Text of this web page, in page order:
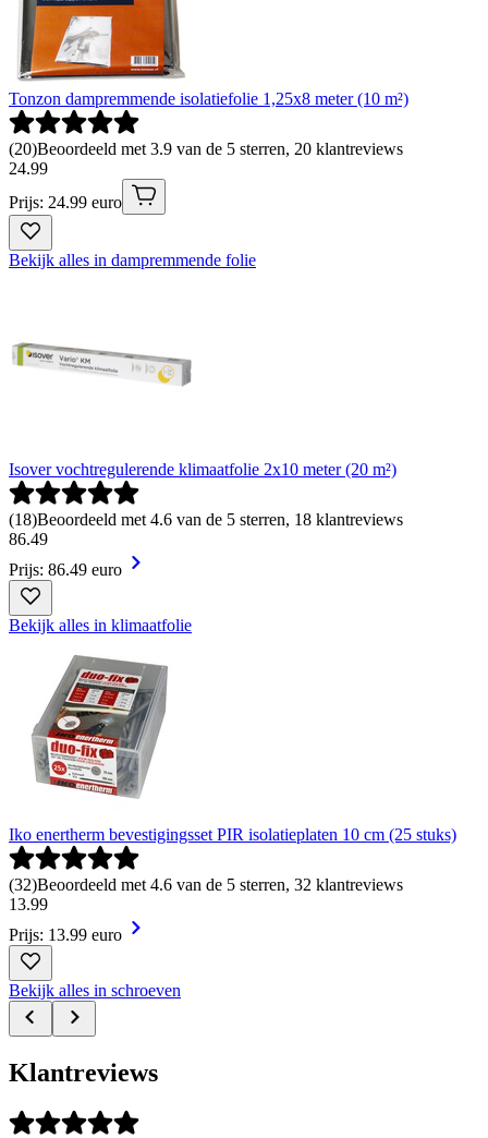
Tonzon dampremmende isolatiefolie 1,25x8 meter (10 m²)
(20)Beoordeeld met 3.9 van de 5 sterren, 20 klantreviews
24.99
Prijs: 24.99 euro
Bekijk alles in dampremmende folie
Isover vochtregulerende klimaatfolie 2x10 meter (20 m²)
(18)Beoordeeld met 4.6 van de 5 sterren, 18 klantreviews
86.49
Prijs: 86.49 euro
Bekijk alles in klimaatfolie
Iko enertherm bevestigingsset PIR isolatieplaten 10 cm (25 stuks)
(32)Beoordeeld met 4.6 van de 5 sterren, 32 klantreviews
13.99
Prijs: 13.99 euro
Bekijk alles in schroeven
Klantreviews